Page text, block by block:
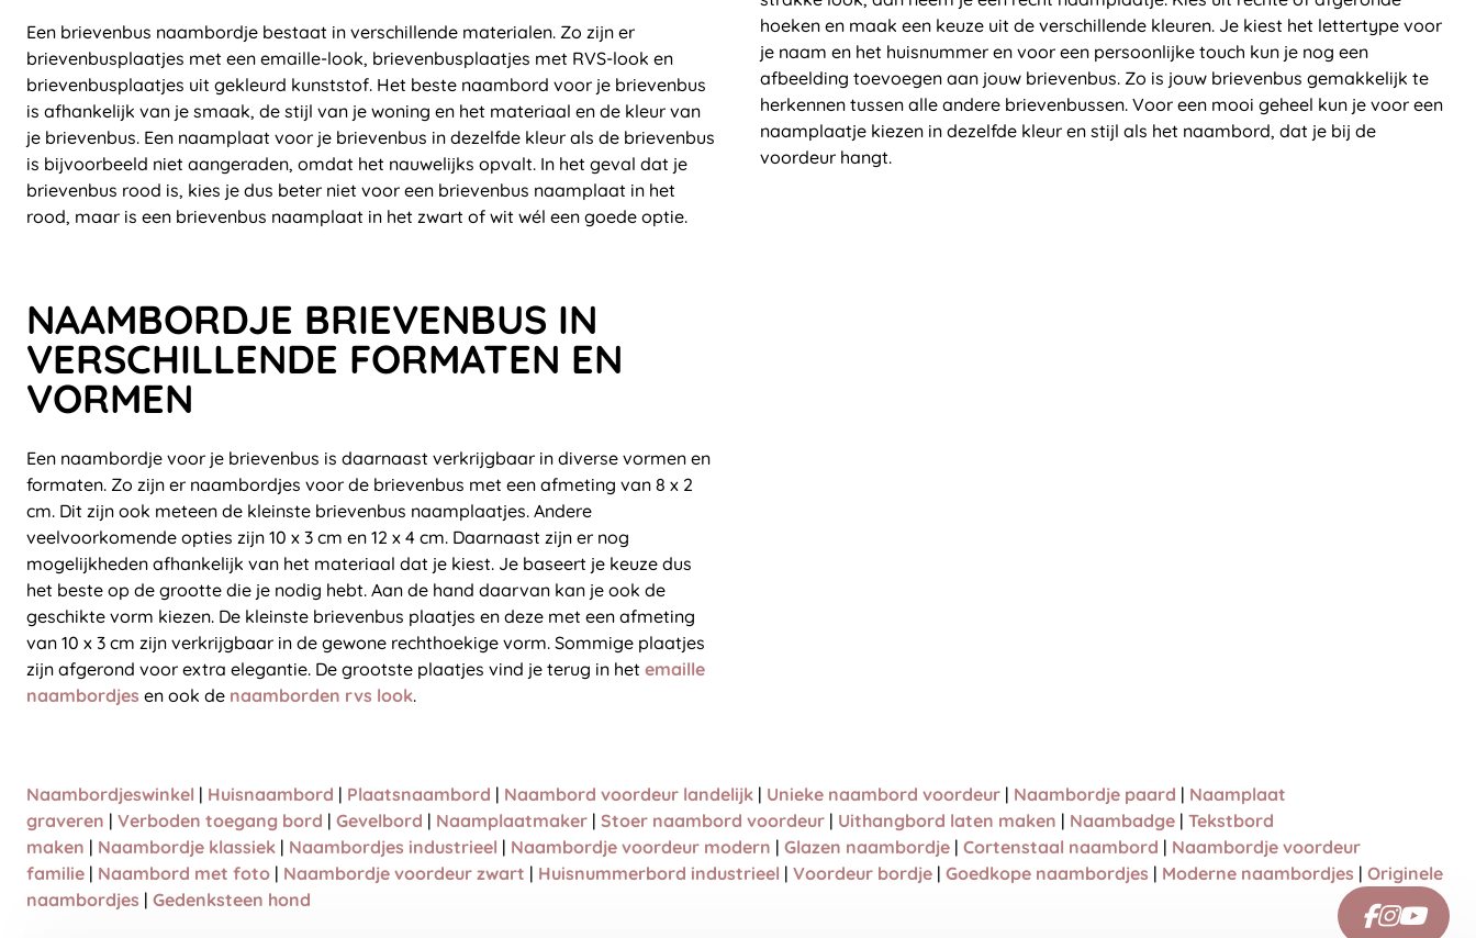
Een brievenbus naambordje bestaat in verschillende materialen. Zo zijn er
brievenbusplaatjes met een emaille-look, brievenbusplaatjes met RVS-look en
brievenbusplaatjes uit gekleurd kunststof. Het beste naambord voor je brievenbus
is afhankelijk van je smaak, de stijl van je woning en het materiaal en de kleur van
je brievenbus. Een naamplaat voor je brievenbus in dezelfde kleur als de brievenbus
is bijvoorbeeld niet aangeraden, omdat het nauwelijks opvalt. In het geval dat je
brievenbus rood is, kies je dus beter niet voor een brievenbus naamplaat in het
rood, maar is een brievenbus naamplaat in het zwart of wit wél een goede optie.
NAAMBORDJE BRIEVENBUS IN
VERSCHILLENDE FORMATEN EN
VORMEN
Een naambordje voor je brievenbus is daarnaast verkrijgbaar in diverse vormen en
formaten. Zo zijn er naambordjes voor de brievenbus met een afmeting van 8 x 2
cm. Dit zijn ook meteen de kleinste brievenbus naamplaatjes. Andere
veelvoorkomende opties zijn 10 x 3 cm en 12 x 4 cm. Daarnaast zijn er nog
mogelijkheden afhankelijk van het materiaal dat je kiest. Je baseert je keuze dus
het beste op de grootte die je nodig hebt. Aan de hand daarvan kan je ook de
geschikte vorm kiezen. De kleinste brievenbus plaatjes en deze met een afmeting
van 10 x 3 cm zijn verkrijgbaar in de gewone rechthoekige vorm. Sommige plaatjes
zijn afgerond voor extra elegantie. De grootste plaatjes vind je terug in het emaille
naambordjes en ook de naamborden rvs look.
hoeken en maak een keuze uit de verschillende kleuren. Je kiest het lettertype voor
je naam en het huisnummer en voor een persoonlijke touch kun je nog een
afbeelding toevoegen aan jouw brievenbus. Zo is jouw brievenbus gemakkelijk te
herkennen tussen alle andere brievenbussen. Voor een mooi geheel kun je voor een
naamplaatje kiezen in dezelfde kleur en stijl als het naambord, dat je bij de
voordeur hangt.
Naambordjeswinkel | Huisnaambord | Plaatsnaambord | Naambord voordeur landelijk | Unieke naambord voordeur | Naambordje paard | Naamplaat
graveren | Verboden toegang bord | Gevelbord | Naamplaatmaker | Stoer naambord voordeur | Uithangbord laten maken | Naambadge | Tekstbord
maken | Naambordje klassiek | Naambordjes industrieel | Naambordje voordeur modern | Glazen naambordje | Cortenstaal naambord | Naambordje voordeur
familie | Naambord met foto | Naambordje voordeur zwart | Huisnummerbord industrieel | Voordeur bordje | Goedkope naambordjes | Moderne naambordjes | Originele
naambordjes | Gedenksteen hond